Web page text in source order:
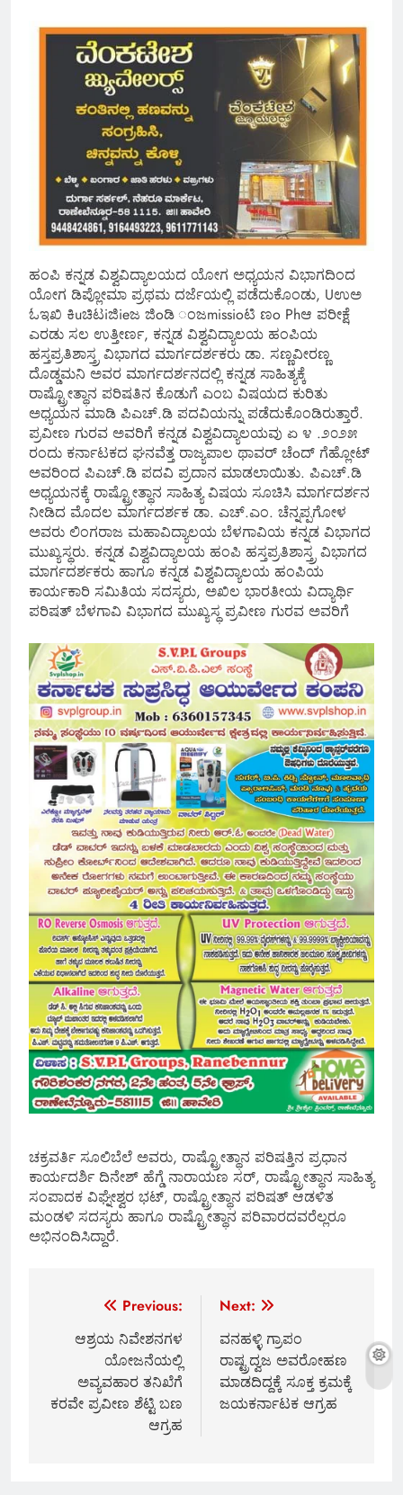
ಹಂಪಿ ಕನ್ನಡ ವಿಶ್ವವಿದ್ಯಾಲಯದ ಯೋಗ ಅಧ್ಯಯನ ವಿಭಾಗದಿಂದ
ಯೋಗ ಡಿಪ್ಲೋಮಾ ಪ್ರಥಮ ದರ್ಜೆಯಲ್ಲಿ ಪಡೆದುಕೊಂಡು, Uಉಅ
ಓಇಖಿ ಕಿuಚಿಟiಜಿieಜ ಜಿoಡಿ ಂಜmissioಟಿ ಣo Phಆ ಪರೀಕ್ಷೆ
ಎರಡು ಸಲ ಉತ್ತೀರ್ಣ, ಕನ್ನಡ ವಿಶ್ವವಿದ್ಯಾಲಯ ಹಂಪಿಯ
ಹಸ್ತಪ್ರತಿಶಾಸ್ತ್ರ ವಿಭಾಗದ ಮಾರ್ಗದರ್ಶಕರು ಡಾ. ಸಣ್ಣವೀರಣ್ಣ
ದೊಡ್ಡಮನಿ ಅವರ ಮಾರ್ಗದರ್ಶನದಲ್ಲಿ ಕನ್ನಡ ಸಾಹಿತ್ಯಕ್ಕೆ
ರಾಷ್ಟ್ರೋತ್ಥಾನ ಪರಿಷತಿನ ಕೊಡುಗೆ ಎಂಬ ವಿಷಯದ ಕುರಿತು
ಅಧ್ಯಯನ ಮಾಡಿ ಪಿಎಚ್.ಡಿ ಪದವಿಯನ್ನು ಪಡೆದುಕೊಂಡಿರುತ್ತಾರೆ.
ಪ್ರವೀಣ ಗುರವ ಅವರಿಗೆ ಕನ್ನಡ ವಿಶ್ವವಿದ್ಯಾಲಯವು ಏ ೪ .೨೦೨೫
ರಂದು ಕರ್ನಾಟಕದ ಘನವೆತ್ತ ರಾಜ್ಯಪಾಲ ಥಾವರ್ ಚೆoದ್ ಗೆಹ್ಲೋಟ್
ಅವರಿಂದ ಪಿಎಚ್.ಡಿ ಪದವಿ ಪ್ರದಾನ ಮಾಡಲಾಯಿತು. ಪಿಎಚ್.ಡಿ
ಅಧ್ಯಯನಕ್ಕೆ ರಾಷ್ಟ್ರೋತ್ಥಾನ ಸಾಹಿತ್ಯ ವಿಷಯ ಸೂಚಿಸಿ ಮಾರ್ಗದರ್ಶನ
ನೀಡಿದ ಮೊದಲ ಮಾರ್ಗದರ್ಶಕ ಡಾ. ಎಚ್.ಎಂ. ಚೆನ್ನಪ್ಪಗೋಳ
ಅವರು ಲಿಂಗರಾಜ ಮಹಾವಿದ್ಯಾಲಯ ಬೆಳಗಾವಿಯ ಕನ್ನಡ ವಿಭಾಗದ
ಮುಖ್ಯಸ್ಥರು. ಕನ್ನಡ ವಿಶ್ವವಿದ್ಯಾಲಯ ಹಂಪಿ ಹಸ್ತಪ್ರತಿಶಾಸ್ತ್ರ ವಿಭಾಗದ
ಮಾರ್ಗದರ್ಶಕರು ಹಾಗೂ ಕನ್ನಡ ವಿಶ್ವವಿದ್ಯಾಲಯ ಹಂಪಿಯ
ಕಾರ್ಯಕಾರಿ ಸಮಿತಿಯ ಸದಸ್ಯರು, ಅಖಿಲ ಭಾರತೀಯ ವಿದ್ಯಾರ್ಥಿ
ಪರಿಷತ್ ಬೆಳಗಾವಿ ವಿಭಾಗದ ಮುಖ್ಯಸ್ಥ ಪ್ರವೀಣ ಗುರವ ಅವರಿಗೆ
ಚಕ್ರವರ್ತಿ ಸೂಲಿಬೆಲೆ ಅವರು, ರಾಷ್ಟ್ರೋತ್ಥಾನ ಪರಿಷತ್ತಿನ ಪ್ರಧಾನ
ಕಾರ್ಯದರ್ಶಿ ದಿನೇಶ್ ಹೆಗ್ಡೆ ನಾರಾಯಣ ಸರ್, ರಾಷ್ಟ್ರೋತ್ಥಾನ ಸಾಹಿತ್ಯ
ಸಂಪಾದಕ ವಿಘ್ನೇಶ್ವರ ಭಟ್, ರಾಷ್ಟ್ರೋತ್ಥಾನ ಪರಿಷತ್ ಆಡಳಿತ
ಮಂಡಳಿ ಸದಸ್ಯರು ಹಾಗೂ ರಾಷ್ಟ್ರೋತ್ಥಾನ ಪರಿವಾರದವರೆಲ್ಲರೂ
ಅಭಿನಂದಿಸಿದ್ದಾರೆ.
navigation
Previous:
ಆಶ್ರಯ ನಿವೇಶನಗಳ
ಯೋಜನೆಯಲ್ಲಿ
ಅವ್ಯವಹಾರ ತನಿಖೆಗೆ
ಕರವೇ ಪ್ರವೀಣ ಶೆಟ್ಟಿ ಬಣ
ಆಗ್ರಹ
Next:
ವನಹಳ್ಳಿ ಗ್ರಾಪಂ
ರಾಷ್ಟ್ರದ್ವಜ ಅವರೋಹಣ
ಮಾಡದಿದ್ದಕ್ಕೆ ಸೂಕ್ತ ಕ್ರಮಕ್ಕೆ
ಜಯಕರ್ನಾಟಕ ಆಗ್ರಹ